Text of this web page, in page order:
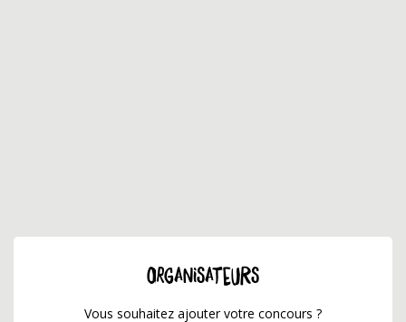
ORGANISATEURS
Vous souhaitez ajouter votre concours ?